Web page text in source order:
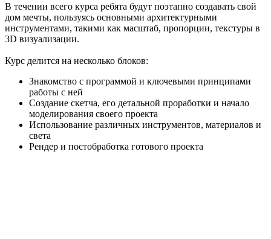
В течении всего курса ребята будут поэтапно создавать свой
дом мечты, пользуясь основными архитектурными
инструментами, такими как масштаб, пропорции, текстуры в
3D визуализации.
Курс делится на несколько блоков:
Знакомство с программой и ключевыми принципами
работы с ней
Создание скетча, его детальной проработки и начало
моделирования своего проекта
Использование различных инструментов, материалов и
света
Рендер и постобработка готового проекта